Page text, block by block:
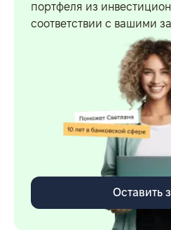
портфеля из
соответствии с вашими
Оставить